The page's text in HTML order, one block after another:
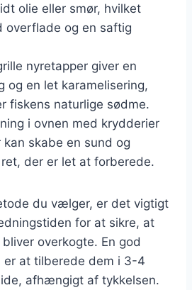
olie eller smør, hvilket
overflade og en saftig
nyretapper giver en
og en let karamelisering,
fiskens naturlige sødme.
i ovnen med krydderier
kan skabe en sund og
der er let at forberede.
du vælger, er det vigtigt
for at sikre, at
overkogte. En god
er at tilberede dem i 3-4
afhængigt af tykkelsen.